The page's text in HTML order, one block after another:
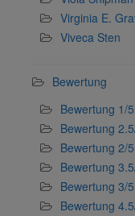
Virginia E.
Viveca Sten
Bewertung
Bewertung 1/5
Bewertung
Bewertung 2/5
Bewertung
Bewertung 3/5
Bewertung